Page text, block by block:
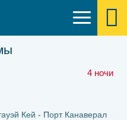
4 ночи
Кей Порт Канаверал